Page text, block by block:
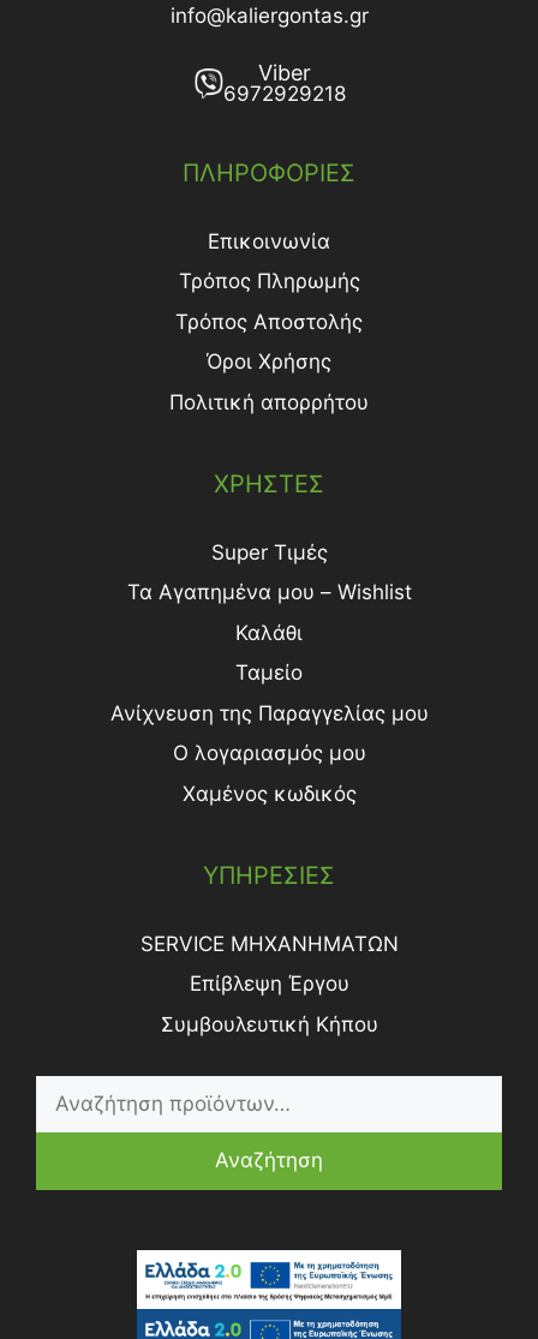
info@kaliergontas.gr
Viber
6972929218
ΠΛΗΡΟΦΟΡΙΕΣ
Επικοινωνία
Τρόπος Πληρωμής
Τρόπος Aποστολής
Όροι Χρήσης
Πολιτική απορρήτου
ΧΡΗΣΤΕΣ
Super Τιμές
Τα Αγαπημένα μου – Wishlist
Καλάθι
Ταμείο
Ανίχνευση της Παραγγελίας μου
Ο λογαριασμός μου
Χαμένος κωδικός
ΥΠΗΡΕΣΙΕΣ
SERVICE ΜΗΧΑΝΗΜΑΤΩΝ
Επίβλεψη Έργου
Συμβουλευτική Κήπου
Αναζήτηση